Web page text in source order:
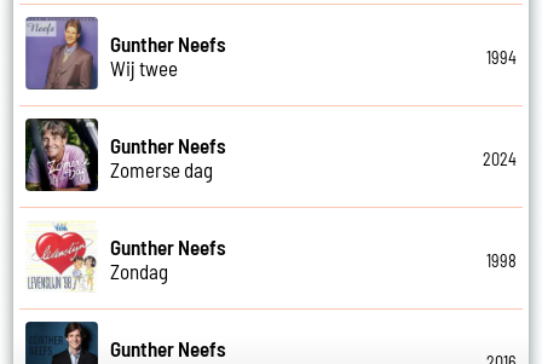
Gunther Neefs
Wij twee
1994
Gunther Neefs
Zomerse dag
2024
Gunther Neefs
Zondag
1998
Gunther Neefs